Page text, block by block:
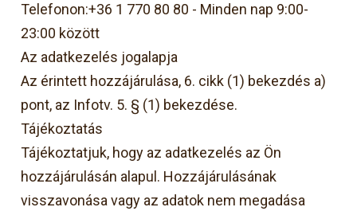
Telefonon:+36 1 770 80 80 - Minden nap 9:00-
23:00 között
Az adatkezelés jogalapja
Az érintett hozzájárulása, 6. cikk (1) bekezdés a)
pont, az Infotv. 5. § (1) bekezdése.
Tájékoztatás
Tájékoztatjuk, hogy az adatkezelés az Ön
hozzájárulásán alapul. Hozzájárulásának
visszavonása vagy az adatok nem megadása